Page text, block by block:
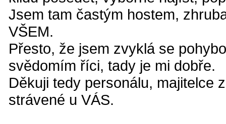
Jsem tam častým hostem,
VŠEM.
Přesto, že jsem zvyklá se
svědomím říci, tady je mi dobře.
Děkuji tedy personálu, majitelce
strávené u VÁS.